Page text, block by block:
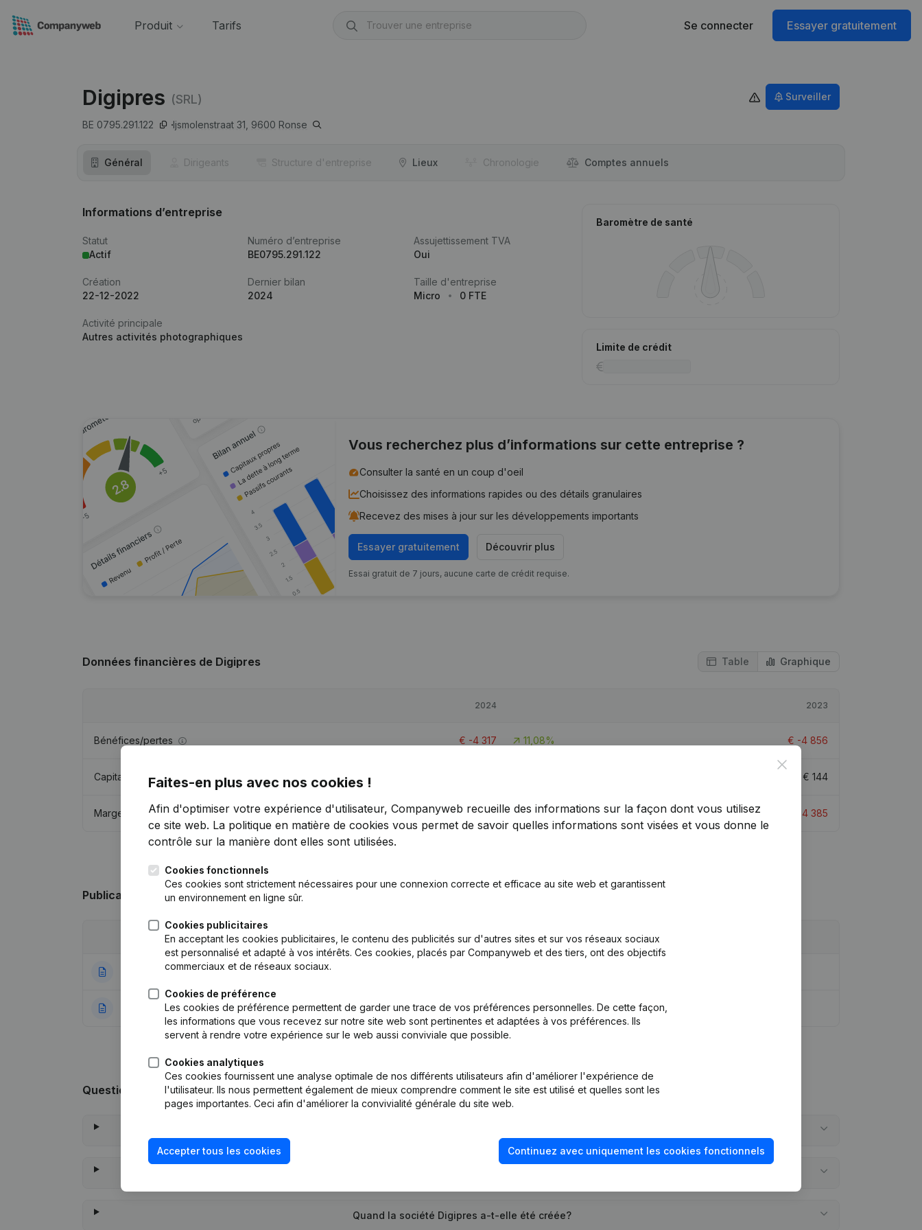
Produit Tarifs Se connecter Essayer gratuitement
Digipres (SRL)
BE 0795.291.122 Ijsmolenstraat 31, 9600 Ronse
Surveiller
Général Dirigeants Structure d'entreprise Lieux Chronologie Comptes annuels
Informations d’entreprise
Statut
Actif
Numéro d’entreprise
BE0795.291.122
Assujettissement TVA
Oui
Création
22-12-2022
Dernier bilan
2024
Taille d'entreprise
Micro
0 FTE
Activité principale
Autres activités photographiques
Baromètre de santé
Limite de crédit
Vous recherchez plus d’informations sur cette entreprise ?
Consulter la santé en un coup d'oeil
Choisissez des informations rapides ou des détails granulaires
Recevez des mises à jour sur les développements importants
Essayer gratuitement Découvrir plus
Essai gratuit de 7 jours, aucune carte de crédit requise.
Données financières de Digipres Table Graphique
2024 2023
Bénéfices/pertes € -4 317 11,08% € -4 856
Capitaux propres € 144
Marge brute €-3 381 22,89% -4 385
Publications de Digipres
Publication
08-08-2024 Siège Social(NL)
27-12-2022 Rubrique Constitution (Nouvelle Personne Morale, Ouverture Succursale, etc...)(NL)
Questions fréquemment posées
Quand la société Digipres a-t-elle été créée?
Close
Faites-en plus avec nos cookies !
Afin d'optimiser votre expérience d'utilisateur, Companyweb recueille des informations sur la façon dont vous utilisez
ce site web. La politique en matière de cookies vous permet de savoir quelles informations sont visées et vous donne le
contrôle sur la manière dont elles sont utilisées.
Cookies fonctionnels
Ces cookies sont strictement nécessaires pour une connexion correcte et efficace au site web et garantissent
un environnement en ligne sûr.
Cookies publicitaires
En acceptant les cookies publicitaires, le contenu des publicités sur d'autres sites et sur vos réseaux sociaux
est personnalisé et adapté à vos intérêts. Ces cookies, placés par Companyweb et des tiers, ont des objectifs
commerciaux et de réseaux sociaux.
Cookies de préférence
Les cookies de préférence permettent de garder une trace de vos préférences personnelles. De cette façon,
les informations que vous recevez sur notre site web sont pertinentes et adaptées à vos préférences. Ils
servent à rendre votre expérience sur le web aussi conviviale que possible.
Cookies analytiques
Ces cookies fournissent une analyse optimale de nos différents utilisateurs afin d'améliorer l'expérience de
l'utilisateur. Ils nous permettent également de mieux comprendre comment le site est utilisé et quelles sont les
pages importantes. Ceci afin d'améliorer la convivialité générale du site web.
Accepter tous les cookies Continuez avec uniquement les cookies fonctionnels